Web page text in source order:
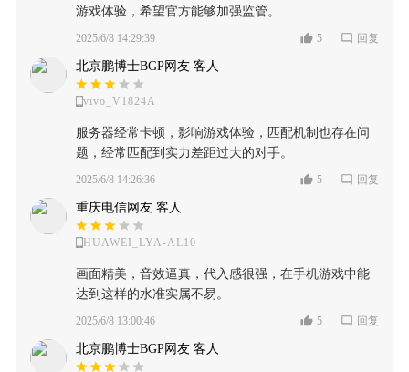
游戏体验，希望官方能够加强监管。
2025/6/8 14:29:39 5 回复
北京鹏博士BGP网友 客人
vivo_V1824A
服务器经常卡顿，影响游戏体验，匹配机制也存在问
题，经常匹配到实力差距过大的对手。
2025/6/8 14:26:36 5 回复
重庆电信网友 客人
HUAWEI_LYA-AL10
画面精美，音效逼真，代入感很强，在手机游戏中能
达到这样的水准实属不易。
2025/6/8 13:00:46 5 回复
北京鹏博士BGP网友 客人